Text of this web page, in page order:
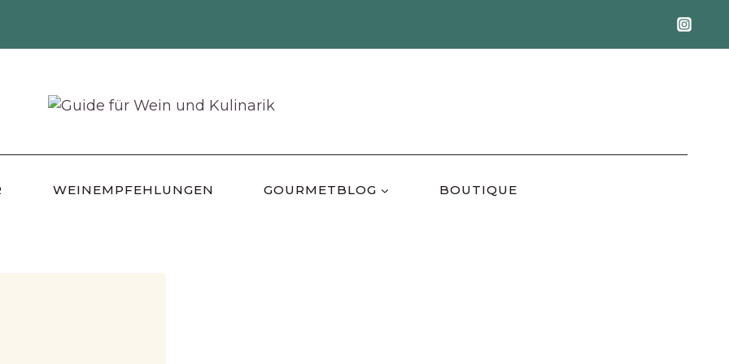
WEINEMPFEHLUNGEN GOURMETBLOG BOUTIQUE